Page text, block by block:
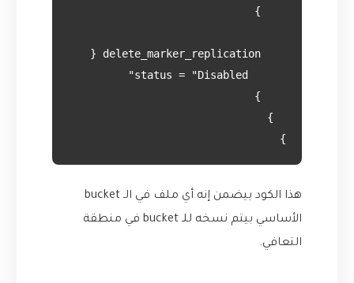
}
هذا الكود بيضمن إنه أي ملف في الـ bucket
الأساسي بيتم نسخه للـ bucket في منطقة
التعافي.